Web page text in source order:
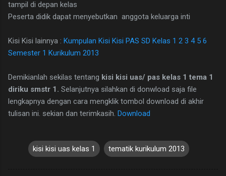
tampil di depan kelas
Peserta didik dapat menyebutkan anggota keluarga inti
Kisi Kisi lainnya : Kumpulan Kisi Kisi PAS SD Kelas 1 2 3 4 5 6
Semester 1 Kurikulum 2013
Demikianlah sekilas tentang kisi kisi uas/ pas kelas 1 tema 1
diriku smstr 1. Selanjutnya silahkan di donwload saja file
lengkapnya dengan cara mengklik tombol download di akhir
tulisan ini. sekian dan terimkasih. Download
kisi kisi uas kelas 1 tematik kurikulum 2013